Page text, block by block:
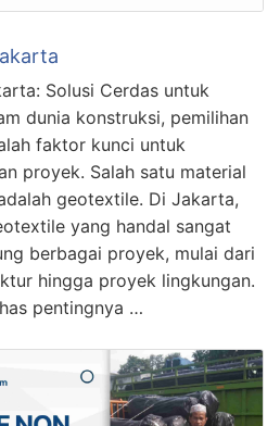
Solusi Cerdas untuk
dunia konstruksi, pemilihan
faktor kunci untuk
proyek. Salah satu material
geotextile. Di Jakarta,
yang handal sangat
berbagai proyek, mulai dari
hingga proyek lingkungan.
pentingnya …